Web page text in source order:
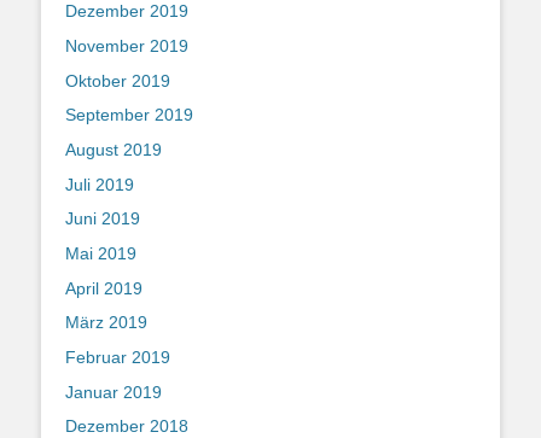
Dezember 2019
November 2019
Oktober 2019
September 2019
August 2019
Juli 2019
Juni 2019
Mai 2019
April 2019
März 2019
Februar 2019
Januar 2019
Dezember 2018